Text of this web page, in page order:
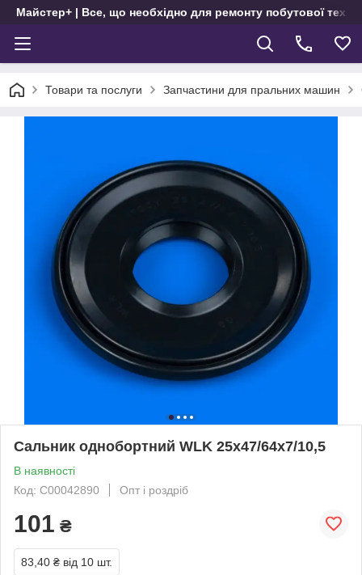
Майстер+ | Все, що необхідно для ремонту побутової
Товари та послуги Запчастини для пральних машин
Сальник однобортний WLK 25х47/64х7/10,5
В наявності
Код: C00042890
Опт і роздріб
101 ₴
83,40 ₴ від 10 шт.